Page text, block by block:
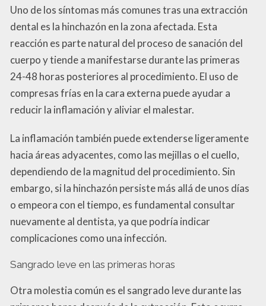
Uno de los síntomas más comunes tras una extracción
dental es la hinchazón en la zona afectada. Esta
reacción es parte natural del proceso de sanación del
cuerpo y tiende a manifestarse durante las primeras
24-48 horas posteriores al procedimiento. El uso de
compresas frías en la cara externa puede ayudar a
reducir la inflamación y aliviar el malestar.
La inflamación también puede extenderse ligeramente
hacia áreas adyacentes, como las mejillas o el cuello,
dependiendo de la magnitud del procedimiento. Sin
embargo, si la hinchazón persiste más allá de unos días
o empeora con el tiempo, es fundamental consultar
nuevamente al dentista, ya que podría indicar
complicaciones como una infección.
Sangrado leve en las primeras horas
Otra molestia común es el sangrado leve durante las